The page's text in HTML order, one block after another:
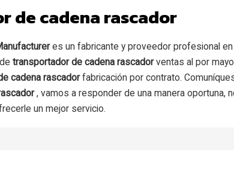
de cadena rascador
es un fabricante y proveedor profesional
detransportador de cadena rascadorventas al por
cadena rascadorfabricación por contrato.
, vamos a responder de una manera oportuna,
un mejor servicio.